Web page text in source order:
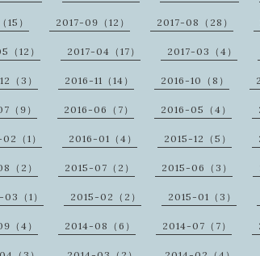
15） 2017-09（12） 2017-08（28）
（12） 2017-04（17） 2017-03（4）
（3） 2016-11（14） 2016-10（8）
（9） 2016-06（7） 2016-05（4）
（1） 2016-01（4） 2015-12（5）
（2） 2015-07（2） 2015-06（3）
（1） 2015-02（2） 2015-01（3）
（4） 2014-08（6） 2014-07（7）